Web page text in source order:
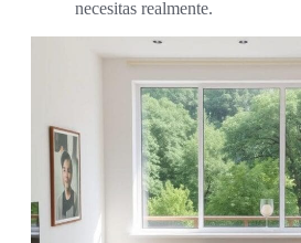
necesitas realmente.